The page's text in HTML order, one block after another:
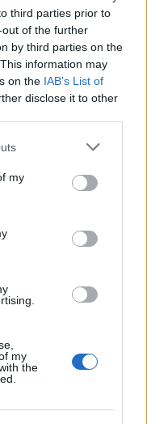
third parties prior to
of the further
by third parties on the
information may
on the IAB’s List of
disclose it to other
my
my
the
της συμμετοχής
καμία
διάστημα.
αποτελεί η συνεχής
ΑΒΕΕ/
εξωτερικό, με